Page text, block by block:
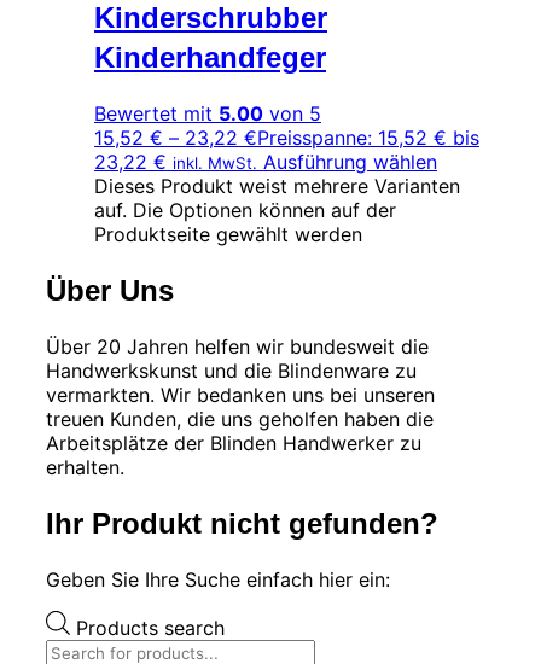
Kinderschrubber
Kinderhandfeger
Bewertet mit 5.00 von 5
15,52 € – 23,22 €Preisspanne: 15,52 € bis
23,22 € inkl. MwSt. Ausführung wählen
Dieses Produkt weist mehrere Varianten
auf. Die Optionen können auf der
Produktseite gewählt werden
Über Uns
Über 20 Jahren helfen wir bundesweit die
Handwerkskunst und die Blindenware zu
vermarkten. Wir bedanken uns bei unseren
treuen Kunden, die uns geholfen haben die
Arbeitsplätze der Blinden Handwerker zu
erhalten.
Ihr Produkt nicht gefunden?
Geben Sie Ihre Suche einfach hier ein:
Products search